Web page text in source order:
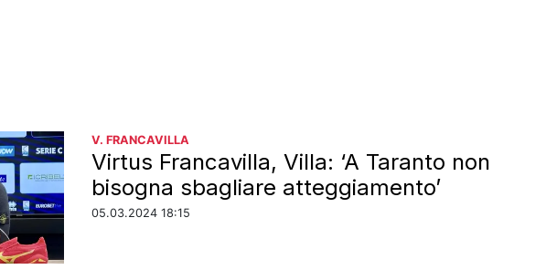
V. FRANCAVILLA
Virtus Francavilla, Villa: ‘A Taranto non
bisogna sbagliare atteggiamento’
05.03.2024 18:15